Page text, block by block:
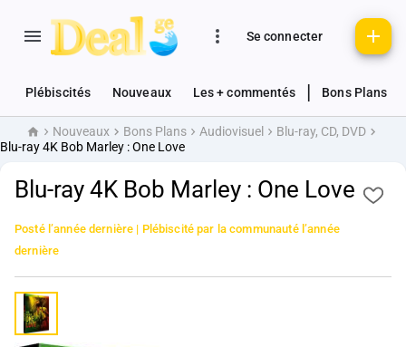
Se connecter
Plébiscités Nouveaux Les + commentés Bons Plans
AccueilNouveaux Bons Plans Audiovisuel
Blu-ray, CD, DVD
Blu-ray 4K Bob Marley : One Love
Blu-ray 4K Bob Marley : One Love
Posté l’année dernière | Plébiscité par la communauté l’année
dernière